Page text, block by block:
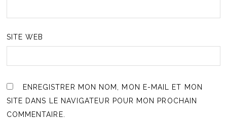
SITE WEB
ENREGISTRER MON NOM, MON E-MAIL ET MON
SITE DANS LE NAVIGATEUR POUR MON PROCHAIN
COMMENTAIRE.